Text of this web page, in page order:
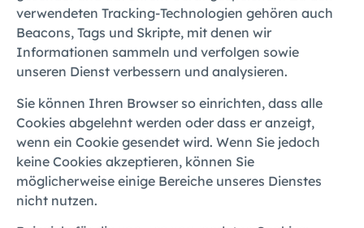
verwendeten Tracking-Technologien gehören auch
Beacons, Tags und Skripte, mit denen wir
Informationen sammeln und verfolgen sowie
unseren Dienst verbessern und analysieren.
Sie können Ihren Browser so einrichten, dass alle
Cookies abgelehnt werden oder dass er anzeigt,
wenn ein Cookie gesendet wird. Wenn Sie jedoch
keine Cookies akzeptieren, können Sie
möglicherweise einige Bereiche unseres Dienstes
nicht nutzen.